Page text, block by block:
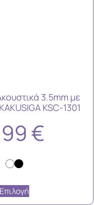
3.5mm με
KSC-1301
€
Επιλογή